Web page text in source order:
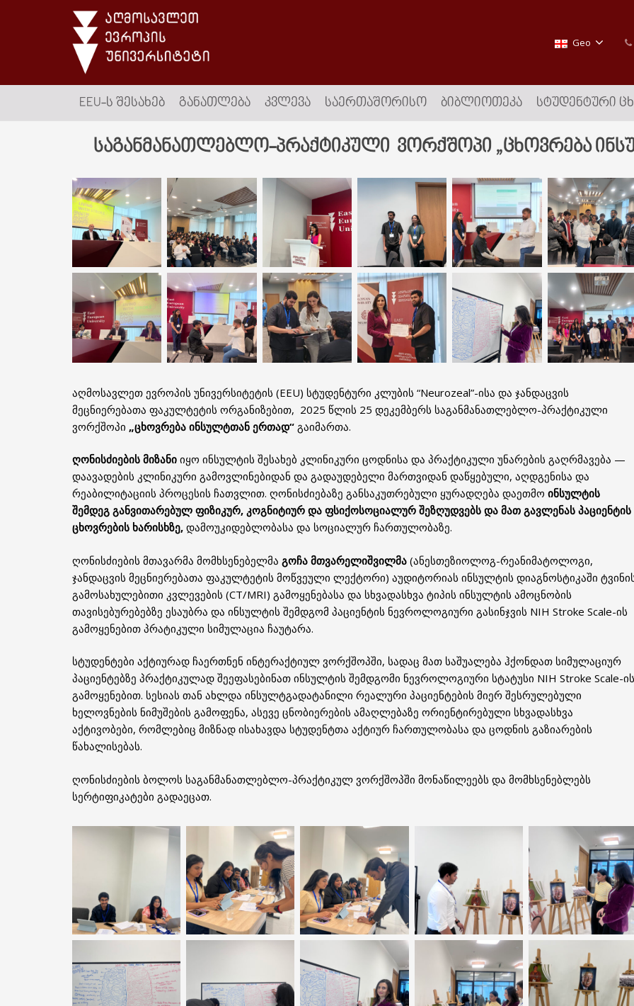
Geo
EEU-Ს ᲨᲔᲡᲐᲮᲔᲑ ᲒᲐᲜᲐᲗᲚᲔᲑᲐ ᲙᲕᲚᲔᲕᲐ ᲡᲐᲔᲠᲗᲐᲨᲝᲠᲘᲡᲝ ᲑᲘᲑᲚᲘᲝᲗᲔᲙᲐ ᲡᲢᲣᲓᲔᲜᲢᲣᲠᲘ
საგანმანათლებლო-პრაქტიკული ვორქშოპი „ცხოვრება
აღმოსავლეთ ევროპის უნივერსიტეტის (EEU) სტუდენტური კლუბის “Neurozeal”-ისა და ჯანდაცვის
მეცნიერებათა ფაკულტეტის ორგანიზებით, 2025 წლის 25 დეკემბერს საგანმანათლებლო-პრაქტიკული
ვორქშოპი „ცხოვრება ინსულტთან ერთად“ გაიმართა.
ღონისძიების მიზანი იყო ინსულტის შესახებ კლინიკური ცოდნისა და პრაქტიკული უნარების გაღრმავება —
დაავადების კლინიკური გამოვლინებიდან და გადაუდებელი მართვიდან დაწყებული, აღდგენისა და
რეაბილიტაციის პროცესის ჩათვლით. ღონისძიებაზე განსაკუთრებული ყურადღება დაეთმო ინსულტის
შემდეგ განვითარებულ ფიზიკურ, კოგნიტიურ და ფსიქოსოციალურ შეზღუდვებს და მათ გავლენას პაციენტის
ცხოვრების ხარისხზე, დამოუკიდებლობასა და სოციალურ ჩართულობაზე.
ღონისძიების მთავარმა მომხსენებელმა გოჩა მთვარელიშვილმა (ანესთეზიოლოგ-რეანიმატოლოგი,
ჯანდაცვის მეცნიერებათა ფაკულტეტის მოწვეული ლექტორი) აუდიტორიას ინსულტის დიაგნოსტიკაში
გამოსახულებითი კვლევების (CT/MRI) გამოყენებასა და სხვადასხვა ტიპის ინსულტის ამოცნობის
თავისებურებებზე ესაუბრა და ინსულტის შემდგომ პაციენტის ნევროლოგიური გასინჯვის NIH Stroke Scale-ის
გამოყენებით პრატიკული სიმულაცია ჩაუტარა.
სტუდენტები აქტიურად ჩაერთნენ ინტერაქტიულ ვორქშოპში, სადაც მათ საშუალება ჰქონდათ სიმულაციურ
პაციენტებზე პრაქტიკულად შეეფასებინათ ინსულტის შემდგომი ნევროლოგიური სტატუსი NIH Stroke Scale-ის
გამოყენებით. სესიას თან ახლდა ინსულტგადატანილი რეალური პაციენტების მიერ შესრულებული
ხელოვნების ნიმუშების გამოფენა, ასევე ცნობიერების ამაღლებაზე ორიენტირებული სხვადასხვა
აქტივობები, რომლებიც მიზნად ისახავდა სტუდენტთა აქტიურ ჩართულობასა და ცოდნის გაზიარების
წახალისებას.
ღონისძიების ბოლოს საგანმანათლებლო-პრაქტიკულ ვორქშოპში მონაწილეებს და მომხსენებლებს
სერტიფიკატები გადაეცათ.